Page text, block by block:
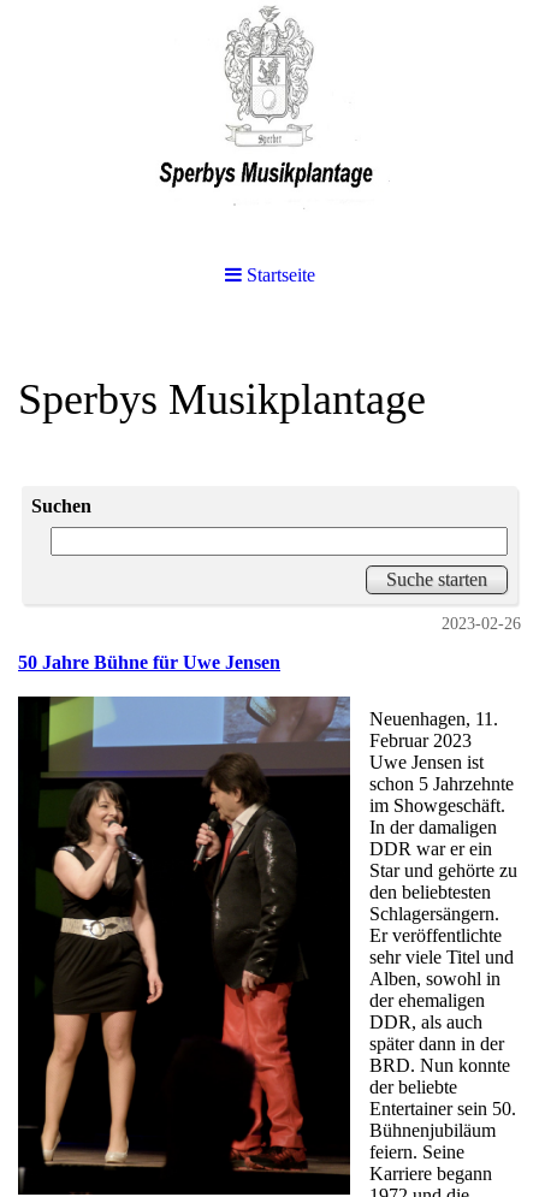
Startseite
Sperbys Musikplantage
Suchen
2023-02-26
50 Jahre Bühne für Uwe Jensen
Neuenhagen, 11.
Februar 2023
Uwe Jensen ist
schon 5 Jahrzehnte
im Showgeschäft.
In der damaligen
DDR war er ein
Star und gehörte zu
den beliebtesten
Schlagersängern.
Er veröffentlichte
sehr viele Titel und
Alben, sowohl in
der ehemaligen
DDR, als auch
später dann in der
BRD. Nun konnte
der beliebte
Entertainer sein 50.
Bühnenjubiläum
feiern. Seine
Karriere begann